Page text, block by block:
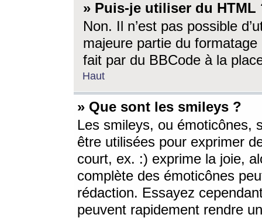
» Puis-je utiliser du HTML
Non. Il n’est pas possible
majeure partie du
fait par du BBCode à la
Haut
» Que sont les smileys ?
Les smileys, ou émoticônes,
être utilisées pour exprimer
court, ex. :) exprime la joie,
complète des émoticônes
rédaction. Essayez
peuvent rapidement rendre